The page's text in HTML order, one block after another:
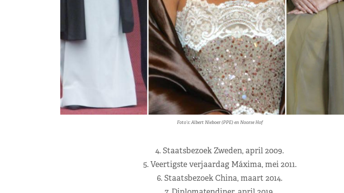
Foto’s: Albert Nieboer (PPE) en Noorse Hof
4. Staatsbezoek Zweden, april 2009.
5. Veertigste verjaardag Máxima, mei 2011.
6. Staatsbezoek China, maart 2014.